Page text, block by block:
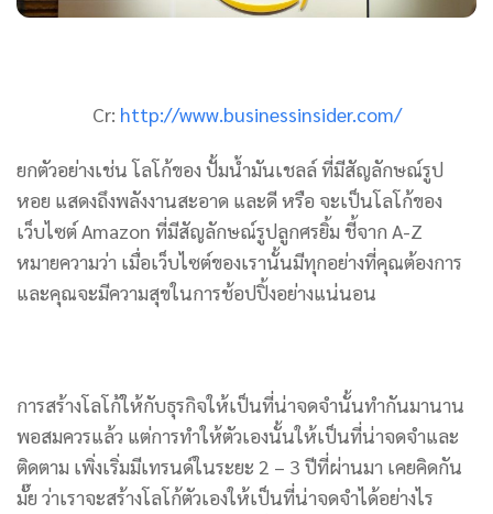
Cr: http://www.businessinsider.com/
ยกตัวอย่างเช่น โลโก้ของ ปั้มน้ำมันเชลล์ ที่มีสัญลักษณ์รูป
หอย แสดงถึงพลังงานสะอาด และดี หรือ จะเป็นโลโก้ของ
เว็บไซต์ Amazon ที่มีสัญลักษณ์รูปลูกศรยิ้ม ชี้จาก A-Z
หมายความว่า เมื่อเว็บไซต์ของเรานั้นมีทุกอย่างที่คุณต้องการ
และคุณจะมีความสุขในการช้อปปิ้งอย่างแน่นอน
การสร้างโลโก้ให้กับธุรกิจให้เป็นที่น่าจดจำนั้นทำกันมานาน
พอสมควรแล้ว แต่การทำให้ตัวเองนั้นให้เป็นที่น่าจดจำและ
ติดตาม เพิ่งเริ่มมีเทรนด์ในระยะ 2 – 3 ปีที่ผ่านมา เคยคิดกัน
มั๊ย ว่าเราจะสร้างโลโก้ตัวเองให้เป็นที่น่าจดจำได้อย่างไร